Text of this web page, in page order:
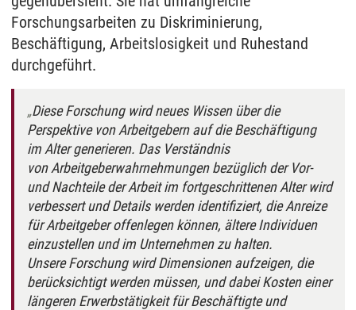
Forschungsarbeiten zu Diskriminierung,
Beschäftigung, Arbeitslosigkeit und Ruhestand
durchgeführt.
Diese Forschung wird neues Wissen über die
Perspektive von Arbeitgebern auf die Beschäftigung
im Alter generieren. Das Verständnis
von Arbeitgeberwahrnehmungen bezüglich der Vor-
und Nachteile der Arbeit im fortgeschrittenen Alter wird
verbessert und Details werden identifiziert, die Anreize
für Arbeitgeber offenlegen können, ältere Individuen
einzustellen und im Unternehmen zu halten.
Unsere Forschung wird Dimensionen aufzeigen, die
berücksichtigt werden müssen, und dabei Kosten einer
längeren Erwerbstätigkeit für Beschäftigte und